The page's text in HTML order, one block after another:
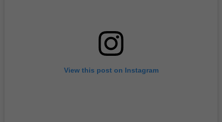
View this post on Instagram